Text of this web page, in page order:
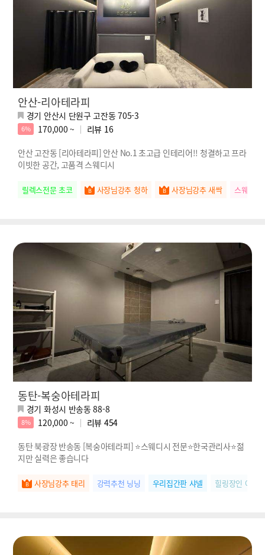
안산-리아테라피
경기 안산시 단원구 고잔동 705-3
6% 170,000 ~ 리뷰 16
안산 고잔동 [리아테라피] 안산 No.1 초고급 인테리어!! 청결하고 프라
이빗한 공간, 고품격 스웨디시
릴렉스전문 초코 사장님강추 청하 사장님강추 새싹 스웨관리
동탄-복숭아테라피
경기 화성시 반송동 88-8
8% 120,000 ~ 리뷰 454
동탄 북광장 반송동 [복숭아테라피] ⭐️스웨디시 전문⭐️한국관리사⭐️젊
지만 실력은 좋습니다
사장님강추 태리 강력추천 닝닝 우리집간판 샤넬 힐링장인 아윤